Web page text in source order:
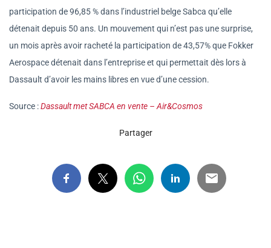
participation de 96,85 % dans l’industriel belge Sabca qu’elle
détenait depuis 50 ans. Un mouvement qui n’est pas une surprise,
un mois après avoir racheté la participation de 43,57% que Fokker
Aerospace détenait dans l’entreprise et qui permettait dès lors à
Dassault d’avoir les mains libres en vue d’une cession.
Source :Dassault met SABCA en vente – Air&Cosmos
Partager